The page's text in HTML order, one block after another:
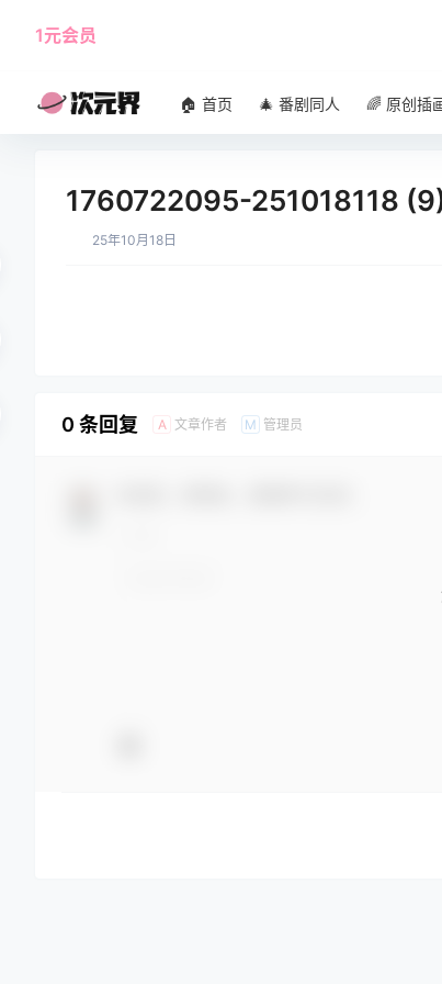
1元会员
🏠 首页 🎄 番剧同人 🌈 原创插
1760722095-251018118
25年10月18日
0 条回复 A 文章作者 M 管理员